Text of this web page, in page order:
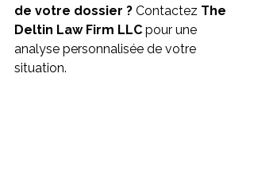
de votre dossier ? Contactez The
Deltin Law Firm LLC pour une
analyse personnalisée de votre
situation.